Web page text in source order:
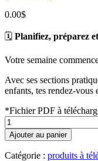
0.00$
🗓️ Planifiez, préparez
Votre semaine
Avec ses sections
enfants, tes rendez-
*Fichier PDF à
quantité
de
Planificateur
Semaine
Ajouter au panier
Catégorie : produits à